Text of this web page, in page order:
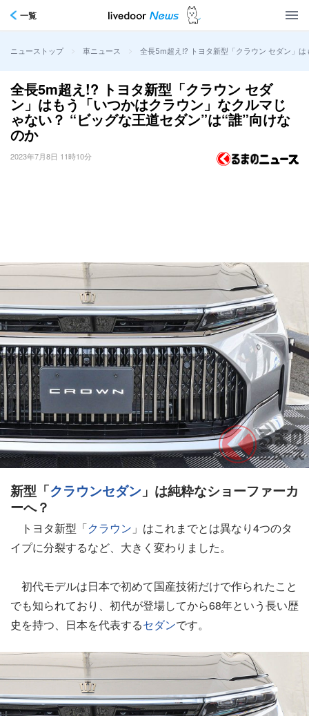
一覧
ニューストップ > 車ニュース > 全長5m超え!? トヨタ新型「クラウン セダン」は
全長5m超え!? トヨタ新型「クラウン セダ
ン」はもう「いつかはクラウン」なクルマじ
ゃない？ “ビッグな王道セダン”は“誰”向けな
のか
2023年7月8日 11時10分
新型「クラウンセダン 」は純粋なショーファーカ
ーへ？
トヨタ新型「クラウン 」はこれまでとは異なり4つのタ
イプに分裂するなど、大きく変わりました。
初代モデルは日本で初めて国産技術だけで作られたこと
でも知られており、初代が登場してから68年という長い歴
史を持つ、日本を代表するセダンです。